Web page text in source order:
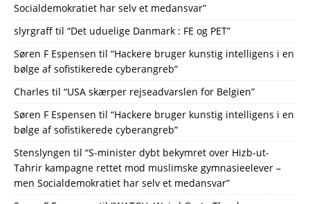
Socialdemokratiet har selv et medansvar”
slyrgraff til “Det uduelige Danmark : FE og PET”
Søren F Espensen til “Hackere bruger kunstig intelligens i en
bølge af sofistikerede cyberangreb”
Charles til “USA skærper rejseadvarslen for Belgien”
Søren F Espensen til “Hackere bruger kunstig intelligens i en
bølge af sofistikerede cyberangreb”
Stenslyngen til “S-minister dybt bekymret over Hizb-ut-
Tahrir kampagne rettet mod muslimske gymnasieelever –
men Socialdemokratiet har selv et medansvar”